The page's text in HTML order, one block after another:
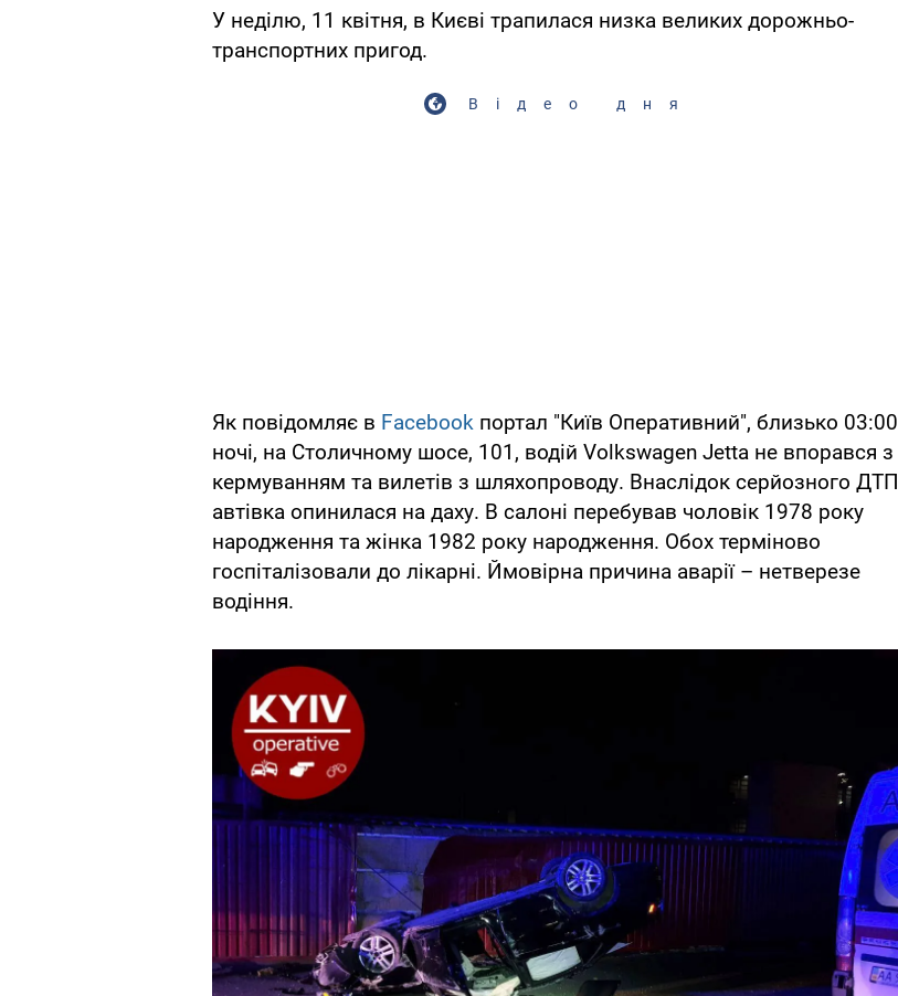
У неділю, 11 квітня, в Києві трапилася низка великих дорожньо-
транспортних пригод.
Відео дня
Як повідомляє в Facebook портал "Київ Оперативний", близько 03:00
ночі, на Столичному шосе, 101, водій Volkswagen Jetta не впорався з
кермуванням та вилетів з шляхопроводу. Внаслідок серйозного ДТП
автівка опинилася на даху. В салоні перебував чоловік 1978 року
народження та жінка 1982 року народження. Обох терміново
госпіталізовали до лікарні. Ймовірна причина аварії – нетверезе
водіння.